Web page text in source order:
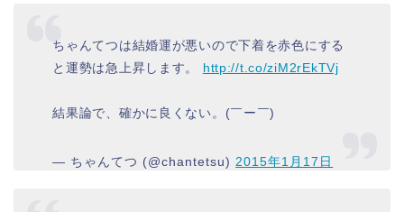
ちゃんてつは結婚運が悪いので下着を赤色にする
と運勢は急上昇します。 http://t.co/ziM2rEkTVj
結果論で、確かに良くない。(￣ー￣)
— ちゃんてつ (@chantetsu) 2015年1月17日